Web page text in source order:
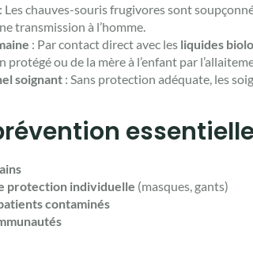
: Les chauves-souris frugivores sont
transmission à l’homme.
: Par contact direct avec les liquides
protégé ou de la mère à l’enfant par
soignant : Sans protection adéquate, les
protection individuelle (masques, gants)
contaminés